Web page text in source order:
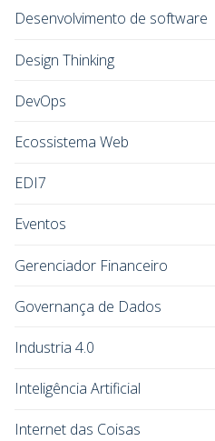
Desenvolvimento de software
Design Thinking
DevOps
Ecossistema Web
EDI7
Eventos
Gerenciador Financeiro
Governança de Dados
Industria 4.0
Inteligência Artificial
Internet das Coisas